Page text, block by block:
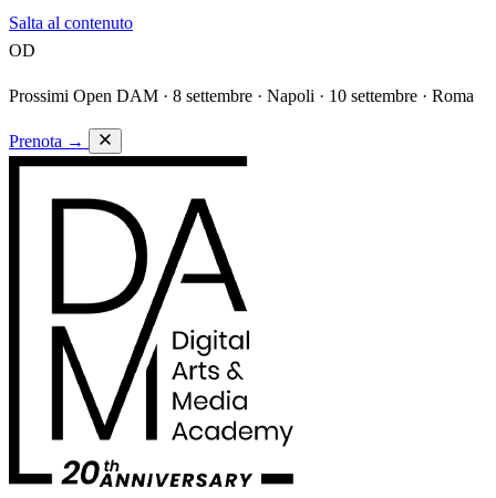
Salta al contenuto
OD
Prossimi Open DAM · 8 settembre · Napoli · 10 settembre · Roma
Prenota →